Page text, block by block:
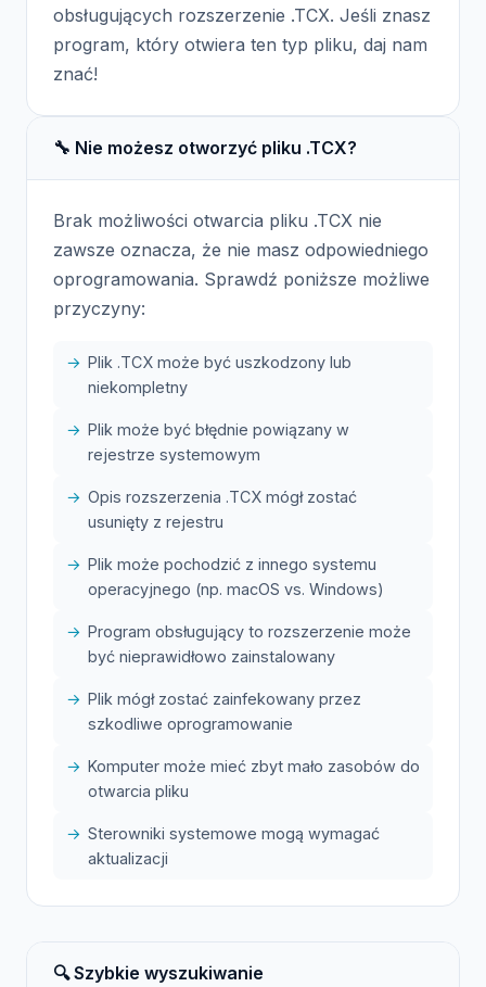
obsługujących rozszerzenie .TCX. Jeśli znasz
program, który otwiera ten typ pliku, daj nam
znać!
🔧 Nie możesz otworzyć pliku .TCX?
Brak możliwości otwarcia pliku .TCX nie
zawsze oznacza, że nie masz odpowiedniego
oprogramowania. Sprawdź poniższe możliwe
przyczyny:
Plik .TCX może być uszkodzony lub
niekompletny
Plik może być błędnie powiązany w
rejestrze systemowym
Opis rozszerzenia .TCX mógł zostać
usunięty z rejestru
Plik może pochodzić z innego systemu
operacyjnego (np. macOS vs. Windows)
Program obsługujący to rozszerzenie może
być nieprawidłowo zainstalowany
Plik mógł zostać zainfekowany przez
szkodliwe oprogramowanie
Komputer może mieć zbyt mało zasobów do
otwarcia pliku
Sterowniki systemowe mogą wymagać
aktualizacji
🔍 Szybkie wyszukiwanie